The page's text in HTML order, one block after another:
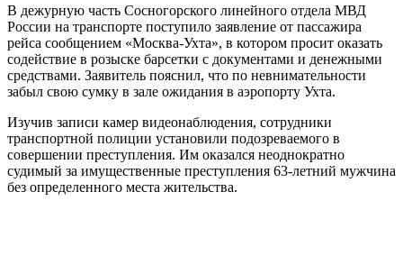
В дежурную часть Сосногорского линейного отдела МВД
России на транспорте поступило заявление от пассажира
рейса сообщением «Москва-Ухта», в котором просит оказать
содействие в розыске барсетки с документами и денежными
средствами. Заявитель пояснил, что по невнимательности
забыл свою сумку в зале ожидания в аэропорту Ухта.
Изучив записи камер видеонаблюдения, сотрудники
транспортной полиции установили подозреваемого в
совершении преступления. Им оказался неоднократно
судимый за имущественные преступления 63-летний мужчина
без определенного места жительства.